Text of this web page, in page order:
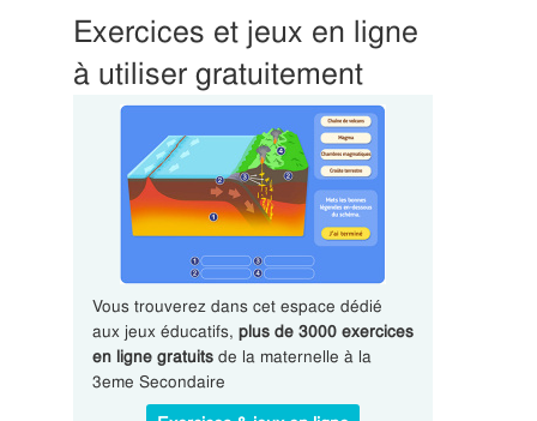
Exercices et jeux en ligne
à utiliser gratuitement
Vous trouverez dans cet espace dédié
aux jeux éducatifs, plus de 3000 exercices
en ligne gratuitsde la maternelle à la
3eme Secondaire